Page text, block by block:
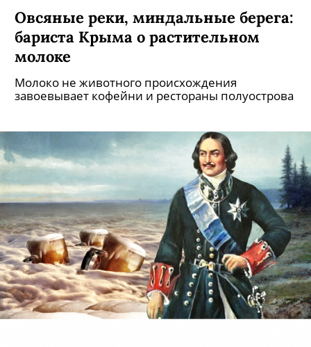
Овсяные реки, миндальные берега:
бариста Крыма о растительном
молоке
Молоко не животного происхождения
завоевывает кофейни и рестораны полуострова